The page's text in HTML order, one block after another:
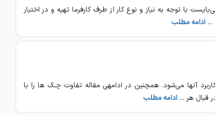
با توجه به نیاز و نوع کار از طرف کارفرما تهیه و در اختیار
ادامه مطلب
آنها می‌شود. همچنین در ادامهی مقاله تفاوت چـک ها را با
قبال هر ... ادامه مطلب